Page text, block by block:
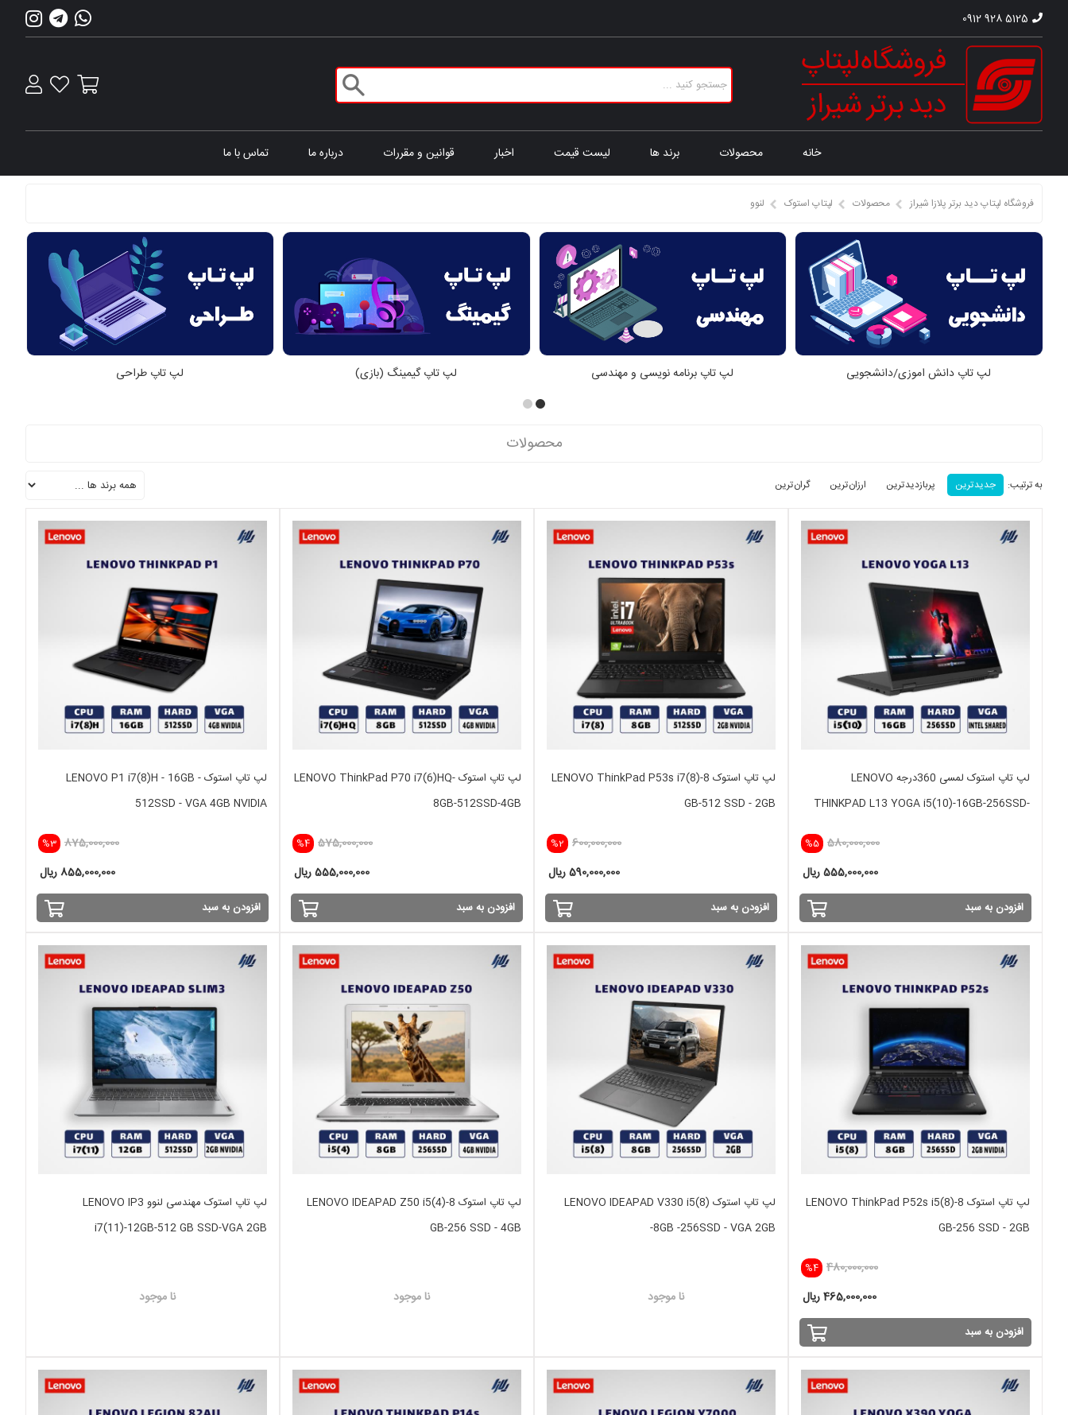
0912 928 5125
خانه محصولات برند ها لیست قیمت اخبار قوانین و مقررات درباره ما تماس با ما
فروشگاه لپتاپ دید برتر پلازا شیراز محصولات لپتاپ استوک لنوو
لپ تاپ برنامه نویسی و مهندسی لپ تاپ گیمینگ (بازی) لپ تاپ طراحی لپ تاپ رندر ینگ
محصولات
به ترتیب: جدید ترین پربازدید ترین ارزان ترین گران ترین
لپ تاپ استوک لمسی 360درجه LENOVO
THINKPAD L13 YOGA i5(10)-16GB-256SSD-
%5 580,000,000
555,000,000 ریال
افزودن به سبد
لپ تاپ استوک LENOVO ThinkPad P53s i7(8)-8
GB-512 SSD - 2GB
%2 600,000,000
590,000,000 ریال
افزودن به سبد
لپ تاپ استوک LENOVO ThinkPad P70 i7(6)HQ-
8GB-512SSD-4GB
%4 575,000,000
555,000,000 ریال
افزودن به سبد
لپ تاپ استوک LENOVO P1 i7(8)H - 16GB -
512SSD - VGA 4GB NVIDIA
%3 875,000,000
855,000,000 ریال
افزودن به سبد
لپ تاپ استوک LENOVO ThinkPad P52s i5(8)-8
GB-256 SSD - 2GB
%4 480,000,000
465,000,000 ریال
افزودن به سبد
لپ تاپ استوک LENOVO IDEAPAD V330 i5(8)
-8GB -256SSD - VGA 2GB
نا موجود
لپ تاپ استوک LENOVO IDEAPAD Z50 i5(4)-8
GB-256 SSD - 4GB
نا موجود
لپ تاپ استوک مهندسی لنوو LENOVO IP3
i7(11)-12GB-512 GB SSD-VGA 2GB
نا موجود